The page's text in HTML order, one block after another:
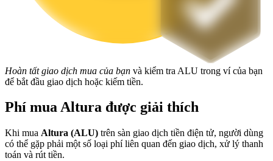
Launchpool
Đặt cọc linh hoạt để kiếm được các token phổ biến.
Hoàn tất giao dịch mua của bạn và kiểm tra ALU trong ví của bạn
để bắt đầu giao dịch hoặc kiếm tiền.
Phí mua Altura được giải thích
Khi mua Altura (ALU) trên sàn giao dịch tiền điện tử, người dùng
có thể gặp phải một số loại phí liên quan đến giao dịch, xử lý thanh
toán và rút tiền.